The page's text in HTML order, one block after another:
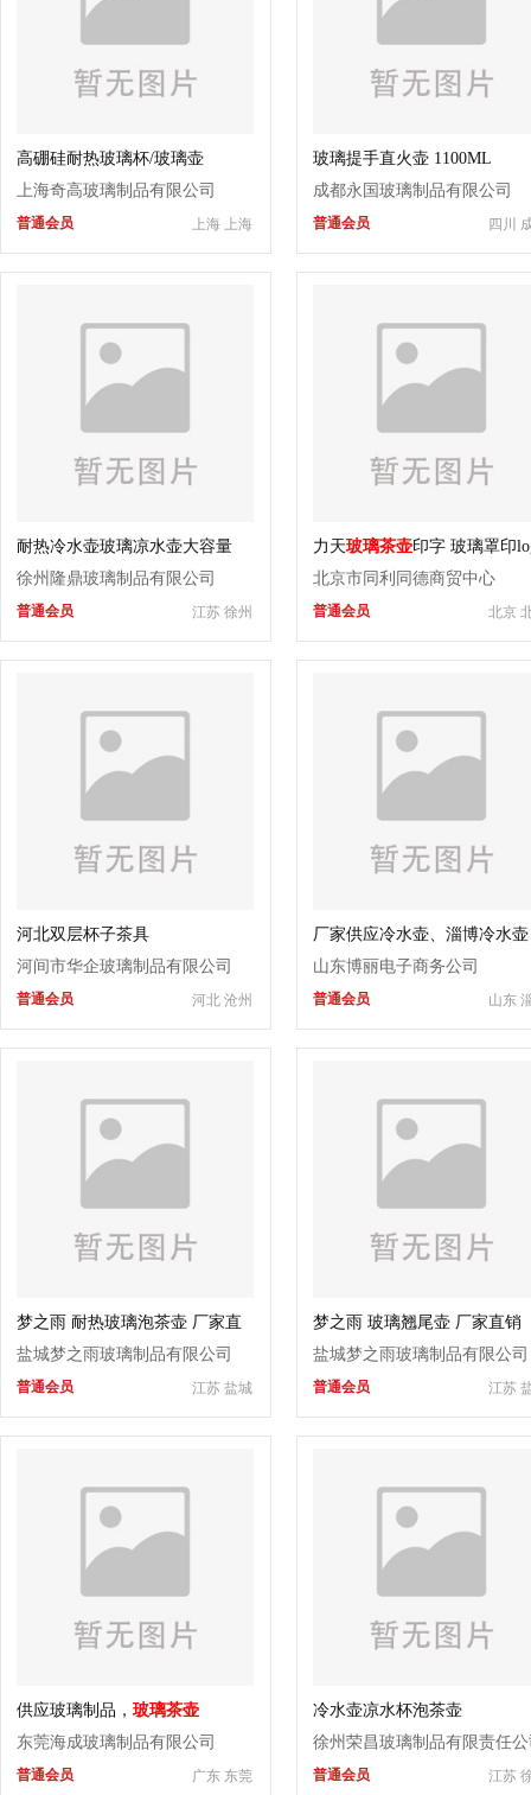
高硼硅耐热玻璃杯/玻璃壶
上海奇高玻璃制品有限公司
上海 上海
普通会员
玻璃提手直火壶 1100ML
成都永国玻璃制品有限公司
四川
普通会员
耐热冷水壶玻璃凉水壶大容量
徐州隆鼎玻璃制品有限公司
江苏 徐州
普通会员
力天玻璃茶壶印字 玻璃罩印
分酒器丝印字
北京市同利同德商贸中心
北京
普通会员
河北双层杯子茶具
河间市华企玻璃制品有限公司
河北 沧州
普通会员
厂家供应冷水壶、淄博冷水壶
山东博丽电子商务公司
山东
普通会员
梦之雨 耐热玻璃泡茶壶 厂家直
盐城梦之雨玻璃制品有限公司
江苏 盐城
普通会员
梦之雨 玻璃翘尾壶 厂家直销
盐城梦之雨玻璃制品有限公司
江苏
普通会员
供应玻璃制品， 玻璃茶壶
东莞海成玻璃制品有限公司
广东 东莞
普通会员
冷水壶凉水杯泡茶壶
徐州荣昌玻璃制品有限责任
江苏
普通会员